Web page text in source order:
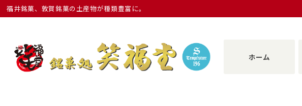
福井銘菓、敦賀銘菓の土産物が種類豊富に。
ホーム